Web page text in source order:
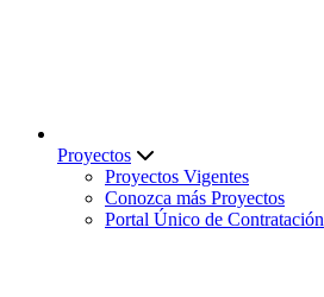
Proyectos
Proyectos Vigentes
Conozca más Proyectos
Portal Único de Contratación